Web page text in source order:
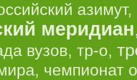
азимут,
меридиан
вузов, тр-о,
, чемпионат